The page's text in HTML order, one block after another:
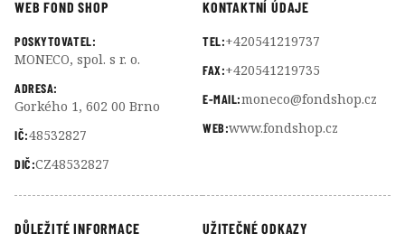
WEB FOND SHOP
POSKYTOVATEL:
MONECO, spol. s r. o.
ADRESA:
Gorkého 1, 602 00 Brno
IČ:48532827
DIČ:CZ48532827
KONTAKTNÍ ÚDAJE
TEL:+420541219737
FAX:+420541219735
E-MAIL:moneco@fondshop.cz
WEB:www.fondshop.cz
DŮLEŽITÉ INFORMACE
UŽITEČNÉ ODKAZY